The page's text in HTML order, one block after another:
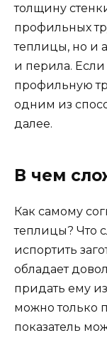
толщину
профильных
теплицы, но и
и перила. Если
профильную
одним из
далее.
В чем
Как самому
теплицы? Что
испортить
обладает
придать ему
можно только
показатель